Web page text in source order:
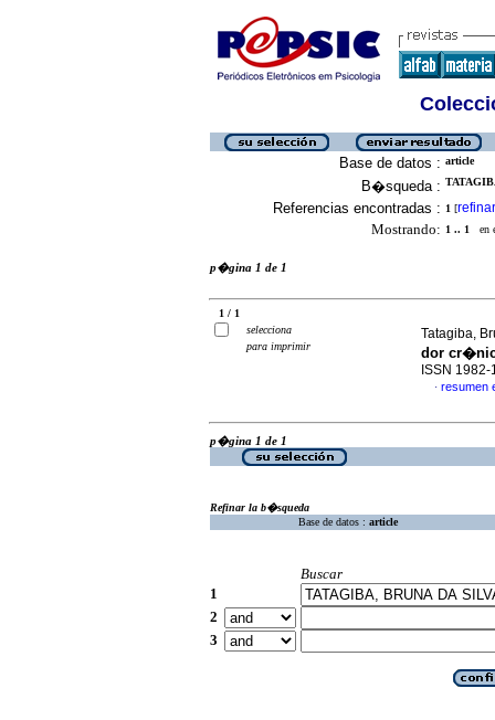
Base de datos : article
B�squeda :
Referencias encontradas : 1 [refinar
Mostrando: 1 .. 1 en
p�gina 1 de 1
1 / 1
selecciona
para imprimir
Tatagiba,
dor
ISSN 1982-
· resumen
p�gina 1 de 1
Refinar la b�squeda
Base de datos : article
Buscar
1
2
3